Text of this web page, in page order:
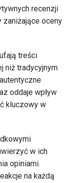
recenzji
zaniżające oceny
treści
niż tradycyjnym
oddaje wpływ
kluczowy w
w ich
opiniami.
na każdą